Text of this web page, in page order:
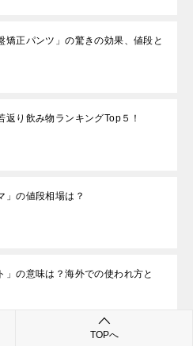
矯正パンツ」の驚きの効果、値段と
返り飲み物ランキングTop５！
」の値段相場は？
」の意味は？海外での使われ方と
TOPへ